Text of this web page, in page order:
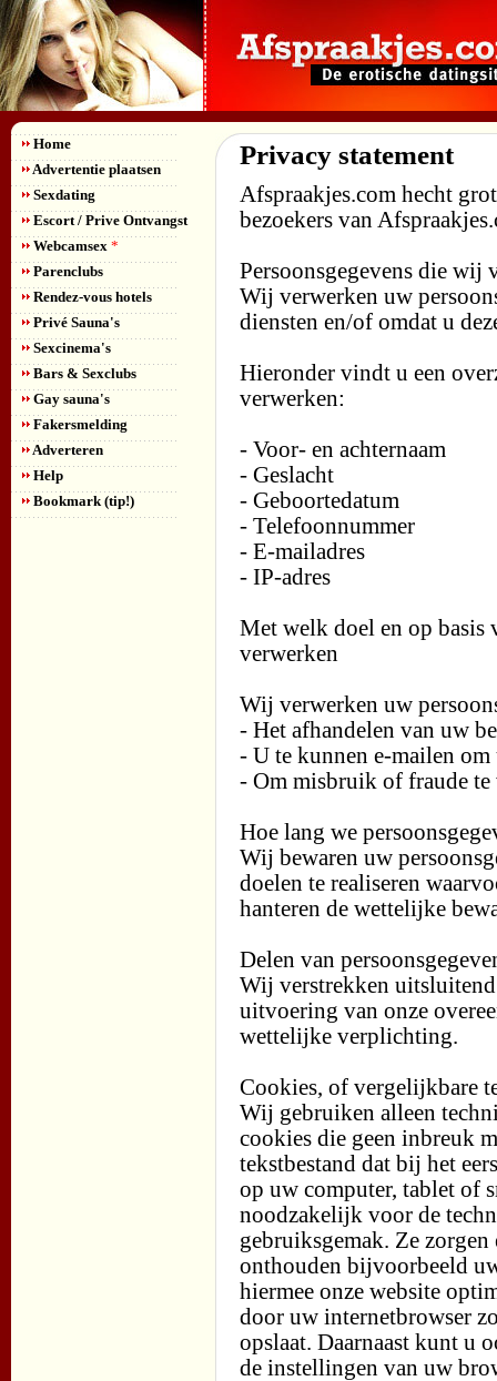
Home
Advertentie plaatsen
Sexdating
Escort / Prive Ontvangst
Webcamsex *
Parenclubs
Rendez-vous hotels
Privé Sauna's
Sexcinema's
Bars & Sexclubs
Gay sauna's
Fakersmelding
Adverteren
Help
Bookmark (tip!)
Privacy statement
Afspraakjes.com hecht
bezoekers van
Persoonsgegevens die wij
Wij verwerken uw
diensten en/of omdat u
Hieronder vindt u een
verwerken:
- Voor- en achternaam
- Geslacht
- Geboortedatum
- Telefoonnummer
- E-mailadres
- IP-adres
Met welk doel en op basis
verwerken
Wij verwerken uw
- Het afhandelen van uw
- U te kunnen e-mailen
- Om misbruik of fraude
Hoe lang we
Wij bewaren uw
doelen te realiseren
hanteren de wettelijke
Delen van
Wij verstrekken
uitvoering van onze
wettelijke verplichting.
Cookies, of vergelijkbare
Wij gebruiken alleen
cookies die geen inbreuk
tekstbestand dat bij het
op uw computer, tablet of
noodzakelijk voor de
gebruiksgemak. Ze
onthouden bijvoorbeeld
hiermee onze website
door uw internetbrowser
opslaat. Daarnaast kunt u
de instellingen van uw